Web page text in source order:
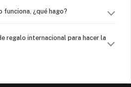
funciona, ¿qué hago?
regalo internacional para hacer la